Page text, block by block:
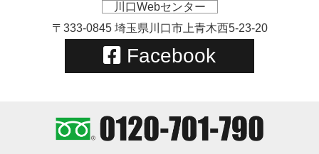
川口Webセンター
〒333-0845 埼玉県川口市上青木西5-23-20
Facebook